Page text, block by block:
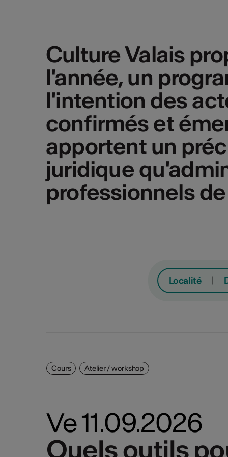
Culture Valais
l'année, un
l'intention des
confirmés et
apportent un
juridique
professionnels
Localité
Quels outils
Cours Atelier / workshop
Ve 11.09.2026
Quels outils